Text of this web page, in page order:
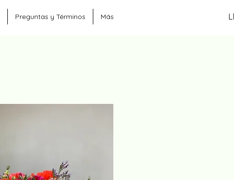
Preguntas y Términos Más